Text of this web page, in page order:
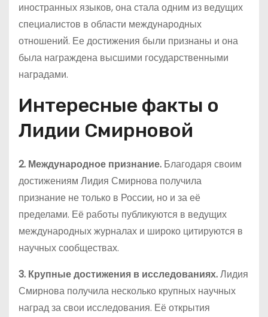
иностранных языков, она стала одним из ведущих
специалистов в области международных
отношений. Ее достижения были признаны и она
была награждена высшими государственными
наградами.
Интересные факты о
Лидии Смирновой
2. Международное признание. Благодаря своим
достижениям Лидия Смирнова получила
признание не только в России, но и за её
пределами. Её работы публикуются в ведущих
международных журналах и широко цитируются в
научных сообществах.
3. Крупные достижения в исследованиях.Лидия
Смирнова получила несколько крупных научных
наград за свои исследования. Её открытия